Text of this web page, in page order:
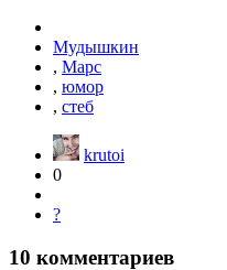
Мудышкин
, Марс
, юмор
, стеб
krutoi
0
?
10 комментариев